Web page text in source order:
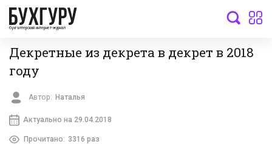
бухгалтерский интернет-журнал
Декретные из декрета в декрет в 2018
году
Автор: Наталья
Актуально на 29.04.2018
Прочитано: 3316 раз